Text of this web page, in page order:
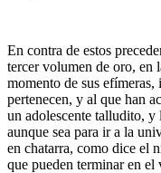
En contra de estos
tercer volumen de oro, en
momento de sus
pertenecen, y al que han
un adolescente talludito, y
aunque sea para ir a la
en chatarra, como dice el
que pueden terminar en el